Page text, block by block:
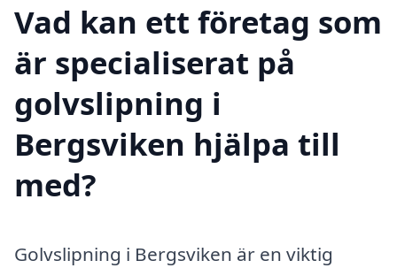
Vad kan ett företag som
är specialiserat på
golvslipning i
Bergsviken hjälpa till
med?
Golvslipning i Bergsviken är en viktig